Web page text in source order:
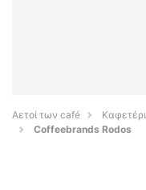
Αετοί των café
Coffeebrands Rodos